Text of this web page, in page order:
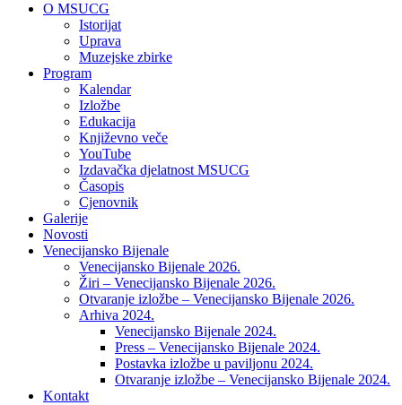
O MSUCG
Istorijat
Uprava
Muzejske zbirke
Program
Kalendar
Izložbe
Edukacija
Književno veče
YouTube
Izdavačka djelatnost MSUCG
Časopis
Cjenovnik
Galerije
Novosti
Venecijansko Bijenale
Venecijansko Bijenale 2026.
Žiri – Venecijansko Bijenale 2026.
Otvaranje izložbe – Venecijansko Bijenale 2026.
Arhiva 2024.
Venecijansko Bijenale 2024.
Press – Venecijansko Bijenale 2024.
Postavka izložbe u paviljonu 2024.
Otvaranje izložbe – Venecijansko Bijenale 2024.
Kontakt